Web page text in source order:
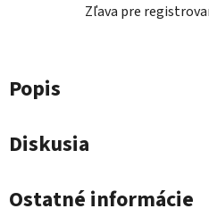
Zľava pre
Popis
Diskusia
Ostatné informácie